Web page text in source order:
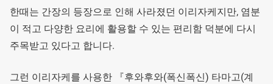
한때는 간장의 등장으로 인해 사라졌던 이리자케지만, 염분
이 적고 다양한 요리에 활용할 수 있는 편리함 덕분에 다시
주목받고 있다고 합니다.
그런 이리자케를 사용한 『후와후와(폭신폭신) 타마고(계